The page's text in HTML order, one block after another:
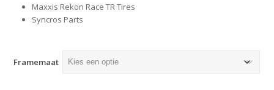
Maxxis Rekon Race TR Tires
Syncros Parts
Framemaat